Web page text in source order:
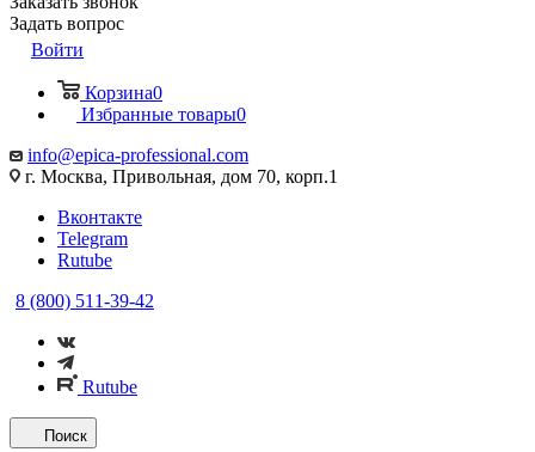
Задать вопрос
Войти
Корзина0
Избранные товары0
info@epica-professional.com
г. Москва, Привольная, дом 70, корп.1
Вконтакте
Telegram
Rutube
8 (800) 511-39-42
Rutube
Поиск